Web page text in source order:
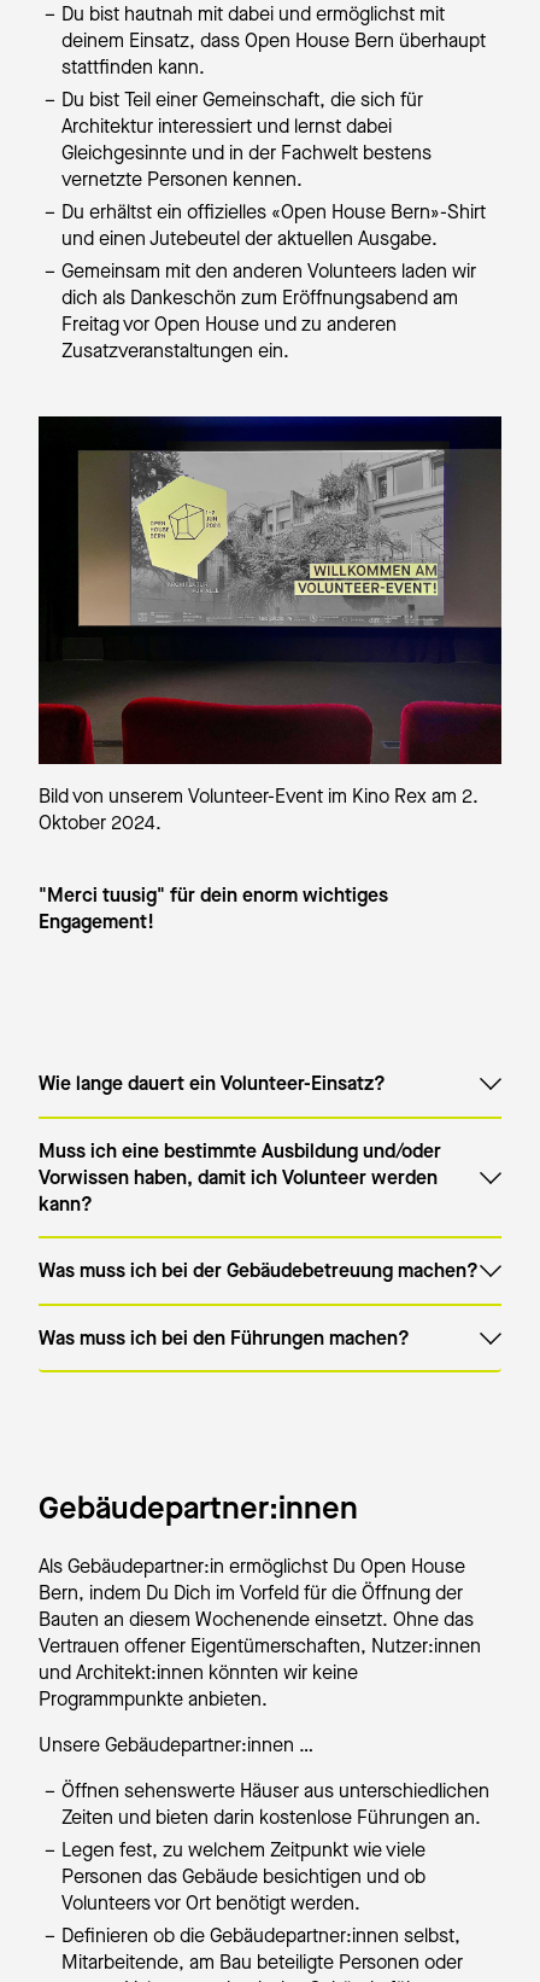
Du bist hautnah mit dabei und ermöglichst mit
deinem Einsatz, dass Open House Bern überhaupt
stattfinden kann.
Du bist Teil einer Gemeinschaft, die sich für
Architektur interessiert und lernst dabei
Gleichgesinnte und in der Fachwelt bestens
vernetzte Personen kennen.
Du erhältst ein offizielles «Open House Bern»-Shirt
und einen Jutebeutel der aktuellen Ausgabe.
Gemeinsam mit den anderen Volunteers laden wir
dich als Dankeschön zum Eröffnungsabend am
Freitag vor Open House und zu anderen
Zusatzveranstaltungen ein.
Bild von unserem Volunteer-Event im Kino Rex am 2.
Oktober 2024.
"Merci tuusig" für dein enorm wichtiges
Engagement!
Wie lange dauert ein Volunteer-Einsatz?
Muss ich eine bestimmte Ausbildung und/oder
Vorwissen haben, damit ich Volunteer werden
kann?
Was muss ich bei der Gebäudebetreuung machen?
Was muss ich bei den Führungen machen?
Gebäudepartner:innen
Als Gebäudepartner:in ermöglichst Du Open House
Bern, indem Du Dich im Vorfeld für die Öffnung der
Bauten an diesem Wochenende einsetzt. Ohne das
Vertrauen offener Eigentümerschaften, Nutzer:innen
und Architekt:innen könnten wir keine
Programmpunkte anbieten.
Unsere Gebäudepartner:innen …
Öffnen sehenswerte Häuser aus unterschiedlichen
Zeiten und bieten darin kostenlose Führungen an.
Legen fest, zu welchem Zeitpunkt wie viele
Personen das Gebäude besichtigen und ob
Volunteers vor Ort benötigt werden.
Definieren ob die Gebäudepartner:innen selbst,
Mitarbeitende, am Bau beteiligte Personen oder